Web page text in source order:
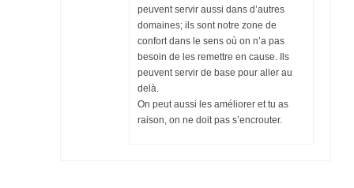
peuvent servir aussi dans d’autres
domaines; ils sont notre zone de
confort dans le sens où on n’a pas
besoin de les remettre en cause. Ils
peuvent servir de base pour aller au
delà.
On peut aussi les améliorer et tu as
raison, on ne doit pas s’encrouter.